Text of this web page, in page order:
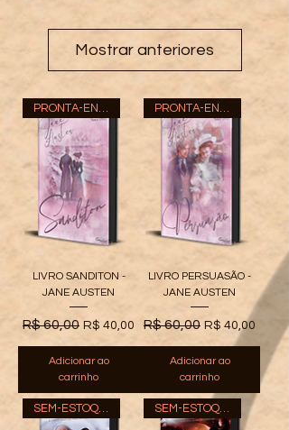
Mostrar anteriores
PRONTA-ENTREGA
LIVRO SANDITON -
JANE AUSTEN
Preço normal
R$ 60,00 Preço promocional
R$ 40,00
Adicionar ao
carrinho
PRONTA-ENTREGA
LIVRO PERSUASÃO -
JANE AUSTEN
Preço normal
R$ 60,00 Preço
R$ 40,00
Adicionar ao
carrinho